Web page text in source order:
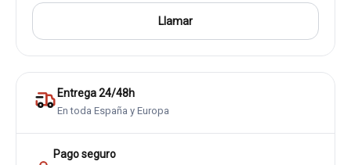
Llamar
Entrega 24/48h
En toda España y Europa
Pago seguro